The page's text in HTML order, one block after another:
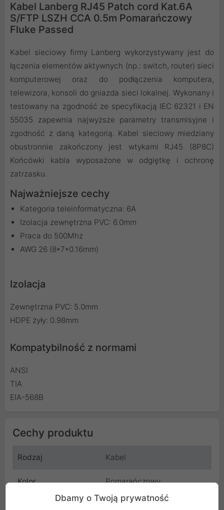
Kabel Lanberg RJ45 Patch cord Kat.6A
S/FTP LSZH CCA 0.5m Pomarańczowy
Fluke Passed
Kabel sieciowy firmy Lanberg wykorzystywany jest do
łączenia elementów aktywnych (np.: switch, router) sieci
komputerowej oraz do podłączenia komputera,
telewizora, konsoli do gniazda sieci lokalnej. Wykonany i
testowany na zgodność ze specyfikacją IEC 62321 i EN
55035 zapewnia najwyższe parametry transmisyjne i
zgodność z daną kategorią. Kabel sieciowy miedziany
obustronnie zakończony jest wtykami RJ45 (8P8C)
Końcówki kabla wyposażone w odgiętkę i ochronę
zatrzasku.
Najważniejsze cechy
Kategoria teleinformatyczna: 6A
Izolacja zewnętrzna PVC: 6.0mm
Praca do 500Mhz
AWG 26 (8*7*0.16mm)
Izolacja
Zewnętrzna PVC: 5.0mm
HDPE żyły: 0.98mm
Kompatybilność z normami
ANSI
TIA
EIA-568B
Cechy produktu
Rodzaj Kabel
Kolor Pomarańczowy
Długość przewodu 0.5 m
Dbamy o Twoją prywatność